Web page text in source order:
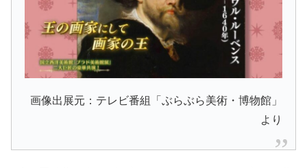
画像出展元：テレビ番組「ぶらぶら美術・博物館」
より